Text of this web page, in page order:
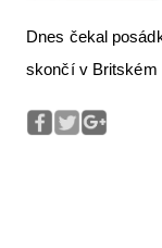
Dnes čekal
skončí v Britském